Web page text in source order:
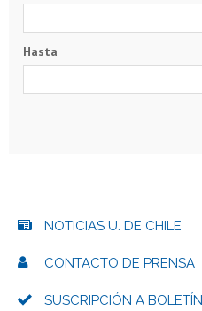
Hasta
NOTICIAS U. DE CHILE
CONTACTO DE PRENSA
SUSCRIPCIÓN A BOLETÍN